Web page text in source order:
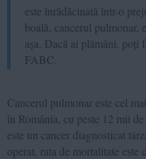
este înrădăcinată într-o
boală, cancerul pulmonar,
așa. Dacă ai plămâni, poți
FABC.
Cancerul pulmonar este cel
în România, cu peste 12 mii
este un cancer diagnosticat
operat, rata de mortalitate este